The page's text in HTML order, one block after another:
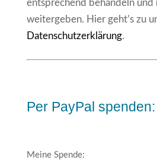
entsprechend behandeln
weitergeben. Hier geht’s zu
Datenschutzerklärung.
Per PayPal spenden:
Meine Spende: